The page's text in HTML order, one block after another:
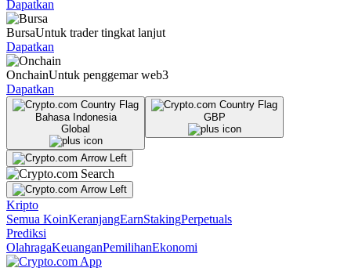
Dapatkan
BursaUntuk trader tingkat lanjut
Dapatkan
OnchainUntuk penggemar web3
Dapatkan
Bahasa Indonesia
Global
GBP
Kripto
Semua KoinKeranjangEarnStakingPerpetuals
Prediksi
OlahragaKeuanganPemilihanEkonomi